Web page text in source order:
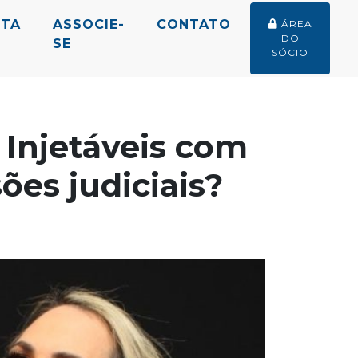
ASSOCIE-
SE
CONTATO
ÁREA
DO
SÓCIO
Injetáveis com
judiciais?